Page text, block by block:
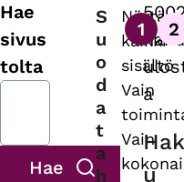
Hae
sivus
tolta
S
u
o
d
a
t
a
h
Näytä
kaikki
sisältö
Vain
Vain
a
Hak
u
Sivu
1 2